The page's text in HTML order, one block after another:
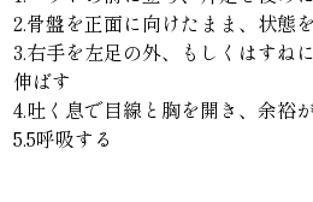
2.骨盤を正面に向けたまま、状態
3.右手を左足の外、もしくはすね
伸ばす
4.吐く息で目線と胸を開き、余裕
5.5呼吸する